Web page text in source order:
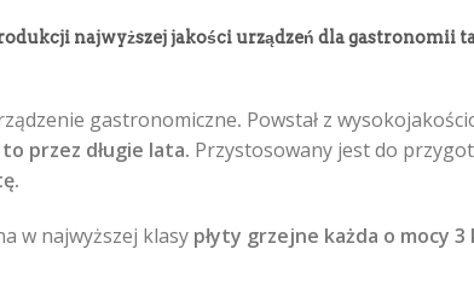
najwyższej jakości urządzeń dla gastronomii
gastronomiczne. Powstał z
przez długie lata. Przystosowany jest do
w najwyższej klasy płyty grzejne każda o mocy 3